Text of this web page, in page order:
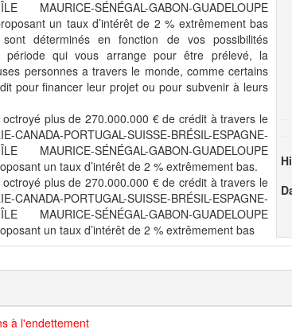
MAURICE-SÉNÉGAL-GABON-GUADELOUPE
un taux d’intérêt de 2 % extrêmement bas
déterminés en fonction de vos possibilités
qui vous arrange pour être prélevé, la
personnes a travers le monde, comme certains
pour financer leur projet ou pour subvenir à leurs
plus de 270.000.000 € de crédit à travers le
PORTUGAL-SUISSE-BRÉSIL-ESPAGNE-
MAURICE-SÉNÉGAL-GABON-GUADELOUPE
un taux d’intérêt de 2 % extrêmement bas.
plus de 270.000.000 € de crédit à travers le
PORTUGAL-SUISSE-BRÉSIL-ESPAGNE-
MAURICE-SÉNÉGAL-GABON-GUADELOUPE
un taux d’intérêt de 2 % extrêmement bas
à l'endettement